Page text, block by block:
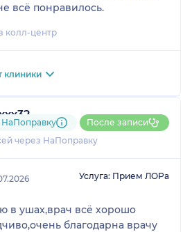
всё понравилось.
колл-центр
клиники
через НаПоправку
После записи
Услуга: Прием ЛОРа
в ушах,врач всё хорошо
благодарна врачу